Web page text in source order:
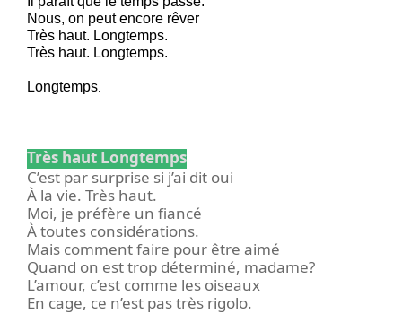
Nous, on peut encore rêver
Très haut. Longtemps.
Très haut. Longtemps.
Longtemps.
Très haut Longtemps
C’est par surprise si j’ai dit oui
À la vie. Très haut.
Moi, je préfère un fiancé
À toutes considérations.
Mais comment faire pour être aimé
Quand on est trop déterminé, madame?
L’amour, c’est comme les oiseaux
En cage, ce n’est pas très rigolo.